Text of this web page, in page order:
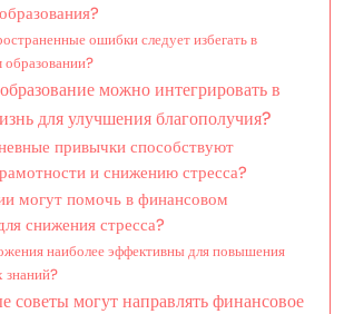
ошибки следует избегать в
можно интегрировать в
для улучшения благополучия?
привычки способствуют
и снижению стресса?
могут помочь в финансовом
снижения стресса?
наиболее эффективны для повышения
знаний?
советы могут направлять финансовое